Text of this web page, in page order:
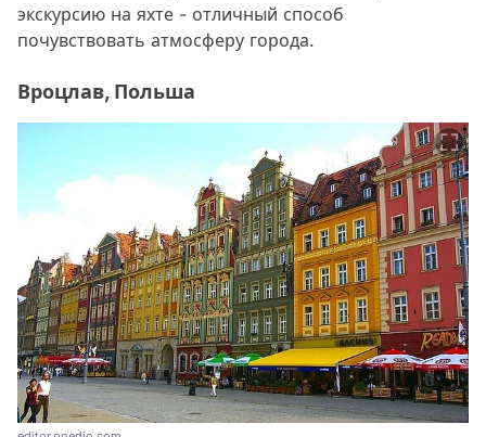
экскурсию на яхте - отличный способ
почувствовать атмосферу города.
Вроцлав, Польша